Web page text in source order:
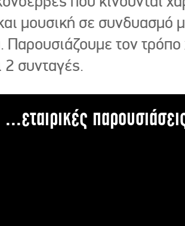
μουσική σε συνδυασμό
Παρουσιάζουμε τον
συνταγές.
...εταιρικές